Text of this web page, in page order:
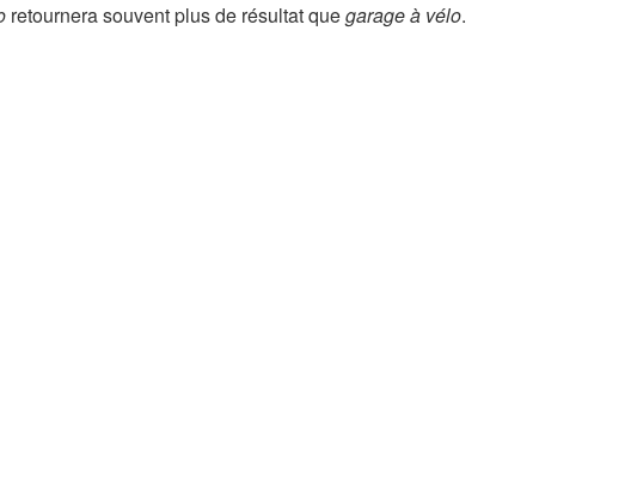
retournera souvent plus de résultat quegarage à vélo.